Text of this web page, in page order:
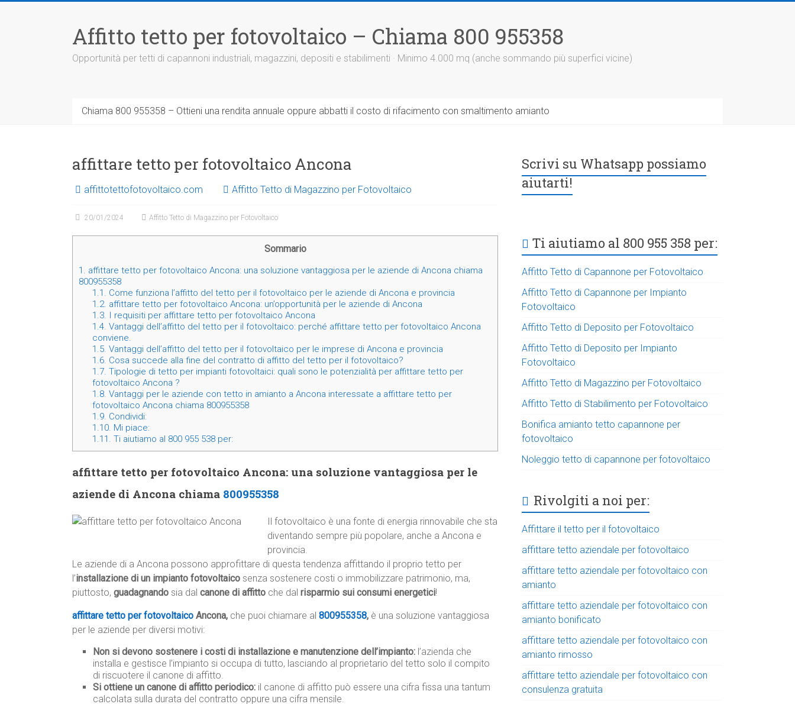
Affitto tetto per fotovoltaico – Chiama 800 955358
Opportunità per tetti di capannoni industriali, magazzini, depositi e stabilimenti · Minimo 4.000 mq (anche sommando più superfici vicine)
Chiama 800 955358 – Ottieni una rendita annuale oppure abbatti il costo di rifacimento con smaltimento amianto
affittare tetto per fotovoltaico Ancona
affittotettofotovoltaico.com Affitto Tetto di Magazzino per Fotovoltaico
20/01/2024 Affitto Tetto di Magazzino per Fotovoltaico
Sommario
1. affittare tetto per fotovoltaico Ancona: una soluzione vantaggiosa per le aziende di Ancona chiama
800955358
1.1. Come funziona l’affitto del tetto per il fotovoltaico per le aziende di Ancona e provincia
1.2. affittare tetto per fotovoltaico Ancona: un’opportunità per le aziende di Ancona
1.3. I requisiti per affittare tetto per fotovoltaico Ancona
1.4. Vantaggi dell’affitto del tetto per il fotovoltaico: perché affittare tetto per fotovoltaico Ancona
conviene.
1.5. Vantaggi dell’affitto del tetto per il fotovoltaico per le imprese di Ancona e provincia
1.6. Cosa succede alla fine del contratto di affitto del tetto per il fotovoltaico?
1.7. Tipologie di tetto per impianti fotovoltaici: quali sono le potenzialità per affittare tetto per
fotovoltaico Ancona ?
1.8. Vantaggi per le aziende con tetto in amianto a Ancona interessate a affittare tetto per
fotovoltaico Ancona chiama 800955358
1.9. Condividi:
1.10. Mi piace:
1.11. Ti aiutiamo al 800 955 538 per:
affittare tetto per fotovoltaico Ancona: una soluzione vantaggiosa per le
aziende di Ancona chiama 800955358
Il fotovoltaico è una fonte di energia rinnovabile che sta
diventando sempre più popolare, anche a Ancona e
provincia.
Le aziende di a Ancona possono approfittare di questa tendenza affittando il proprio tetto per
l’installazione di un impianto fotovoltaico senza sostenere costi o immobilizzare patrimonio, ma,
piuttosto, guadagnando sia dal canone di affitto che dal risparmio sui consumi energetici!
affittare tetto per fotovoltaico Ancona, che puoi chiamare al 800955358, è una soluzione vantaggiosa
per le aziende per diversi motivi:
Non si devono sostenere i costi di installazione e manutenzione dell’impianto: l’azienda che
installa e gestisce l’impianto si occupa di tutto, lasciando al proprietario del tetto solo il compito
di riscuotere il canone di affitto.
Si ottiene un canone di affitto periodico: il canone di affitto può essere una cifra fissa una tantum
calcolata sulla durata del contratto oppure una cifra mensile.
Scrivi su Whatsapp possiamo
aiutarti!
Ti aiutiamo al 800 955 358 per:
Affitto Tetto di Capannone per Fotovoltaico
Affitto Tetto di Capannone per Impianto
Fotovoltaico
Affitto Tetto di Deposito per Fotovoltaico
Affitto Tetto di Deposito per Impianto
Fotovoltaico
Affitto Tetto di Magazzino per Fotovoltaico
Affitto Tetto di Stabilimento per Fotovoltaico
Bonifica amianto tetto capannone per
fotovoltaico
Noleggio tetto di capannone per fotovoltaico
Rivolgiti a noi per:
Affittare il tetto per il fotovoltaico
affittare tetto aziendale per fotovoltaico
affittare tetto aziendale per fotovoltaico con
amianto
affittare tetto aziendale per fotovoltaico con
amianto bonificato
affittare tetto aziendale per fotovoltaico con
amianto rimosso
affittare tetto aziendale per fotovoltaico con
consulenza gratuita